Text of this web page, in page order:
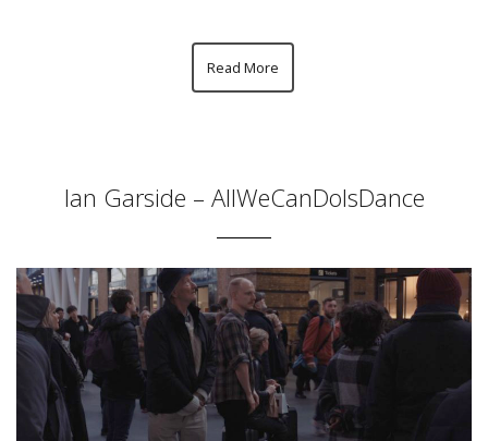
Read More
Ian Garside – AllWeCanDoIsDance